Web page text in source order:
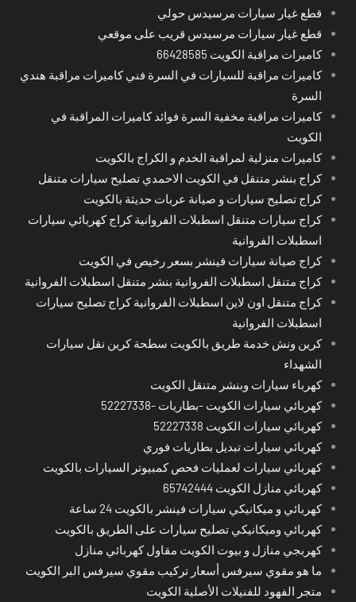
قطع غيار سيارات مرسيدس حولي
قطع غيار سيارات مرسيدس قريب على موقعي
كاميرات مراقبة الكويت 66428585
كاميرات مراقبة للسيارات في السرة فني كاميرات مراقبة هندي
السرة
كاميرات مراقبة مخفية السرة فوائد كاميرات المراقبة في
الكويت
كاميرات منزلية لمراقبة الخدم و الكراج بالكويت
كراج بنشر متنقل في الكويت الاحمدي تصليح سيارات متنقل
كراج تصليح سيارات و صيانة عربات حديثة بالكويت
كراج سيارات متنقل اسطبلات الفروانية كراج كهربائي سيارات
اسطبلات الفروانية
كراج صيانة سيارات فينشر بسعر رخيص في الكويت
كراج متنقل اسطبلات الفروانية بنشر متنقل اسطبلات الفروانية
كراج متنقل اون لاين اسطبلات الفروانية كراج تصليح سيارات
اسطبلات الفروانية
كرين ونش خدمة طريق بالكويت سطحة كرين نقل سيارات
الشهداء
كهرباء سيارات وبنشر متنقل الكويت
كهربائي سيارات الكويت -بطاريات -52227338
كهربائي سيارات الكويت 52227338
كهربائي سيارات تبديل بطاريات فوري
كهربائي سيارات لعمليات فحص كمبيوتر السيارات بالكويت
كهربائي منازل الكويت 65742444
كهربائي و ميكانيكي سيارات فينشر بالكويت 24 ساعة
كهربائي وميكانيكي تصليح سيارات على الطريق بالكويت
كهربجي منازل و بيوت الكويت مقاول كهربائي منازل
ما هو مقوي سيرفس أسعار تركيب مقوي سيرفس البر الكويت
متجر الفهود للفنيلات الأصلية الكويت